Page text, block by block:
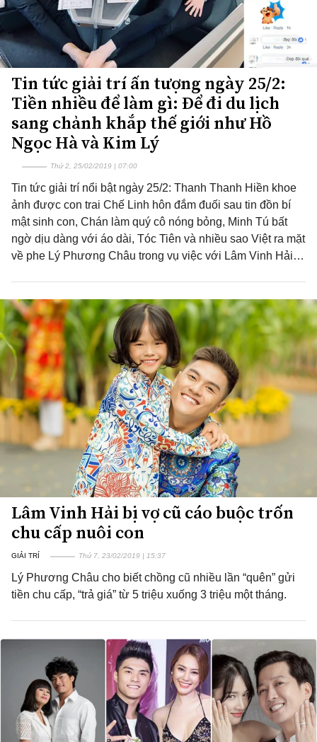
Tin tức giải trí ấn tượng ngày 25/2:
Tiền nhiều để làm gì: Để đi du lịch
sang chảnh khắp thế giới như Hồ
Ngọc Hà và Kim Lý
Thứ 2, 25/02/2019 | 07:00
Tin tức giải trí nổi bật ngày 25/2: Thanh Thanh Hiền khoe
ảnh được con trai Chế Linh hôn đắm đuối sau tin đồn bí
mật sinh con, Chán làm quý cô nóng bỏng, Minh Tú bất
ngờ dịu dàng với áo dài, Tóc Tiên và nhiều sao Việt ra mặt
về phe Lý Phương Châu trong vụ việc với Lâm Vinh Hải…
Lâm Vinh Hải bị vợ cũ cáo buộc trốn
chu cấp nuôi con
GIẢI TRÍ Thứ 7, 23/02/2019 | 15:37
Lý Phương Châu cho biết chồng cũ nhiều lần “quên” gửi
tiền chu cấp, “trả giá” từ 5 triệu xuống 3 triệu một tháng.